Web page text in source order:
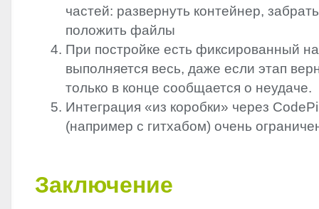
частей: развернуть контейнер,
положить файлы
При постройке есть фиксированный
выполняется весь, даже если этап
только в конце сообщается о неудаче.
Интеграция «из коробки» через
(например с гитхабом) очень
Заключение